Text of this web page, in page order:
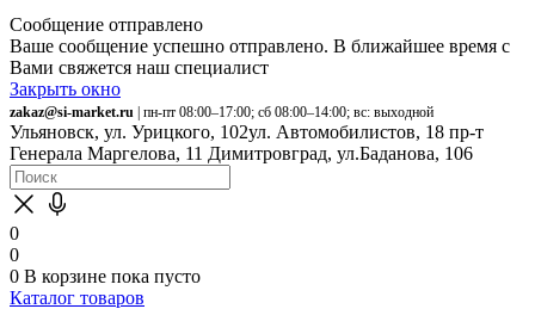
Сообщение отправлено
Ваше сообщение успешно отправлено. В ближайшее время с
Вами свяжется наш специалист
Закрыть окно
zakaz@si-market.ru | пн-пт 08:00–17:00; сб 08:00–14:00; вс: выходной
Ульяновск, ул. Урицкого, 102ул. Автомобилистов, 18 пр-т
Генерала Маргелова, 11 Димитровград, ул.Баданова, 106
0
0
0 В корзине пока пусто
Каталог товаров